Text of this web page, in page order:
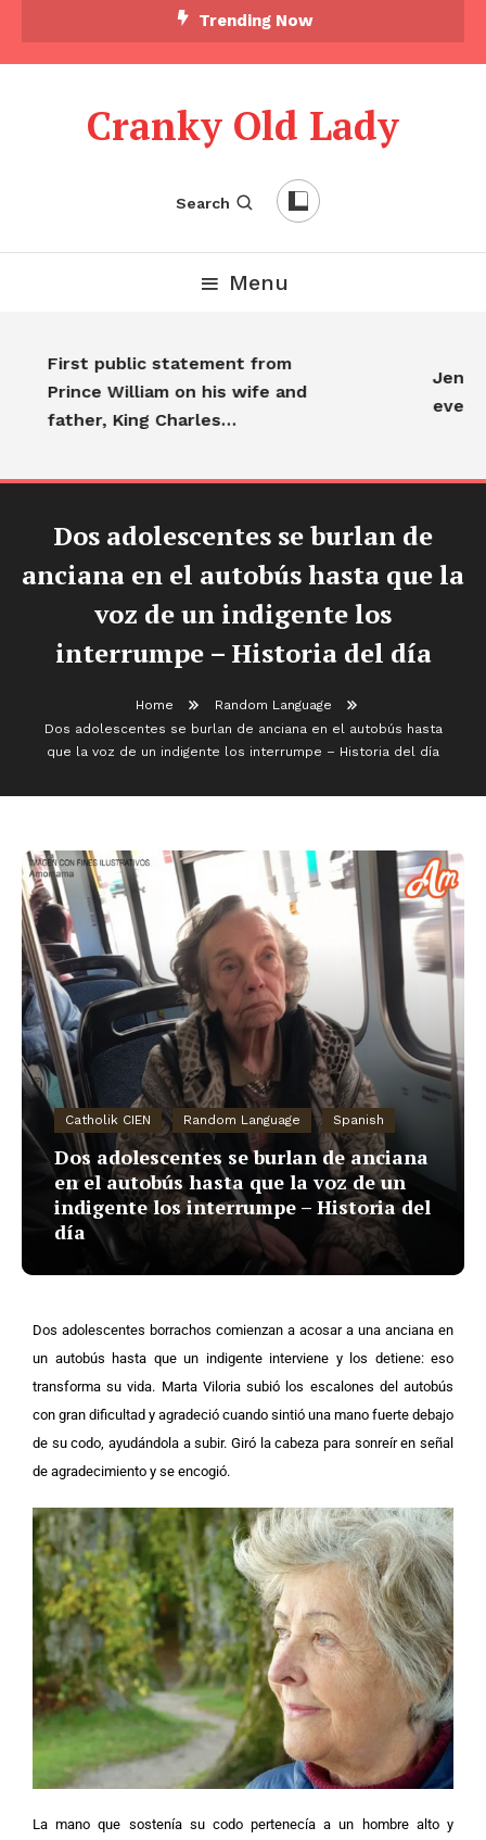
Trending Now
Cranky Old Lady
Search
Menu
First public statement from
Prince William on his wife and
father, King Charles…
Dos adolescentes se burlan de
anciana en el autobús hasta que la
voz de un indigente los
interrumpe – Historia del día
Home
Random Language
Dos adolescentes se burlan de anciana en el autobús hasta
que la voz de un indigente los interrumpe – Historia del día
Catholik CIEN Random Language Spanish
Dos adolescentes se burlan de anciana
en el autobús hasta que la voz de un
indigente los interrumpe – Historia del
día
Dos adolescentes borrachos comienzan a acosar a una anciana en
un autobús hasta que un indigente interviene y los detiene: eso
transforma su vida. Marta Viloria subió los escalones del autobús
con gran dificultad y agradeció cuando sintió una mano fuerte debajo
de su codo, ayudándola a subir. Giró la cabeza para sonreír en señal
de agradecimiento y se encogió.
La mano que sostenía su codo pertenecía a un hombre alto y